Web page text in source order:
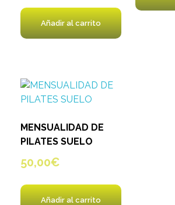
Añadir al carrito
MENSUALIDAD DE
PILATES SUELO
50,00€
Añadir al carrito